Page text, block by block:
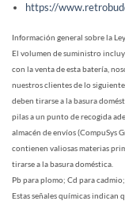
https://
Información general sobre la
El volumen de suministro
con la venta de esta batería,
nuestros clientes de lo
deben tirarse a la basura
pilas a un punto de recogida
almacén de envíos (CompuSys
contienen valiosas materias
tirarse a la basura doméstica.
Pb para plomo; Cd para
Estas señales químicas indican